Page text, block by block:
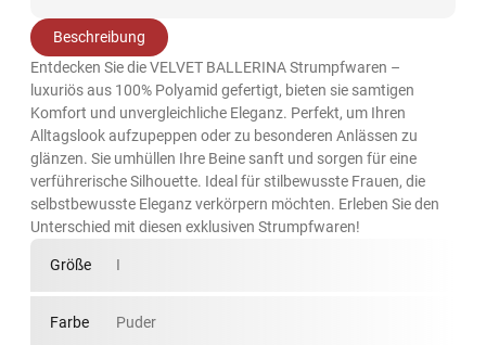
Beschreibung
Entdecken Sie die VELVET BALLERINA Strumpfwaren –
luxuriös aus 100% Polyamid gefertigt, bieten sie samtigen
Komfort und unvergleichliche Eleganz. Perfekt, um Ihren
Alltagslook aufzupeppen oder zu besonderen Anlässen zu
glänzen. Sie umhüllen Ihre Beine sanft und sorgen für eine
verführerische Silhouette. Ideal für stilbewusste Frauen, die
selbstbewusste Eleganz verkörpern möchten. Erleben Sie den
Unterschied mit diesen exklusiven Strumpfwaren!
Größe I
Farbe Puder